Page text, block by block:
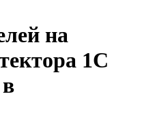
на
1С